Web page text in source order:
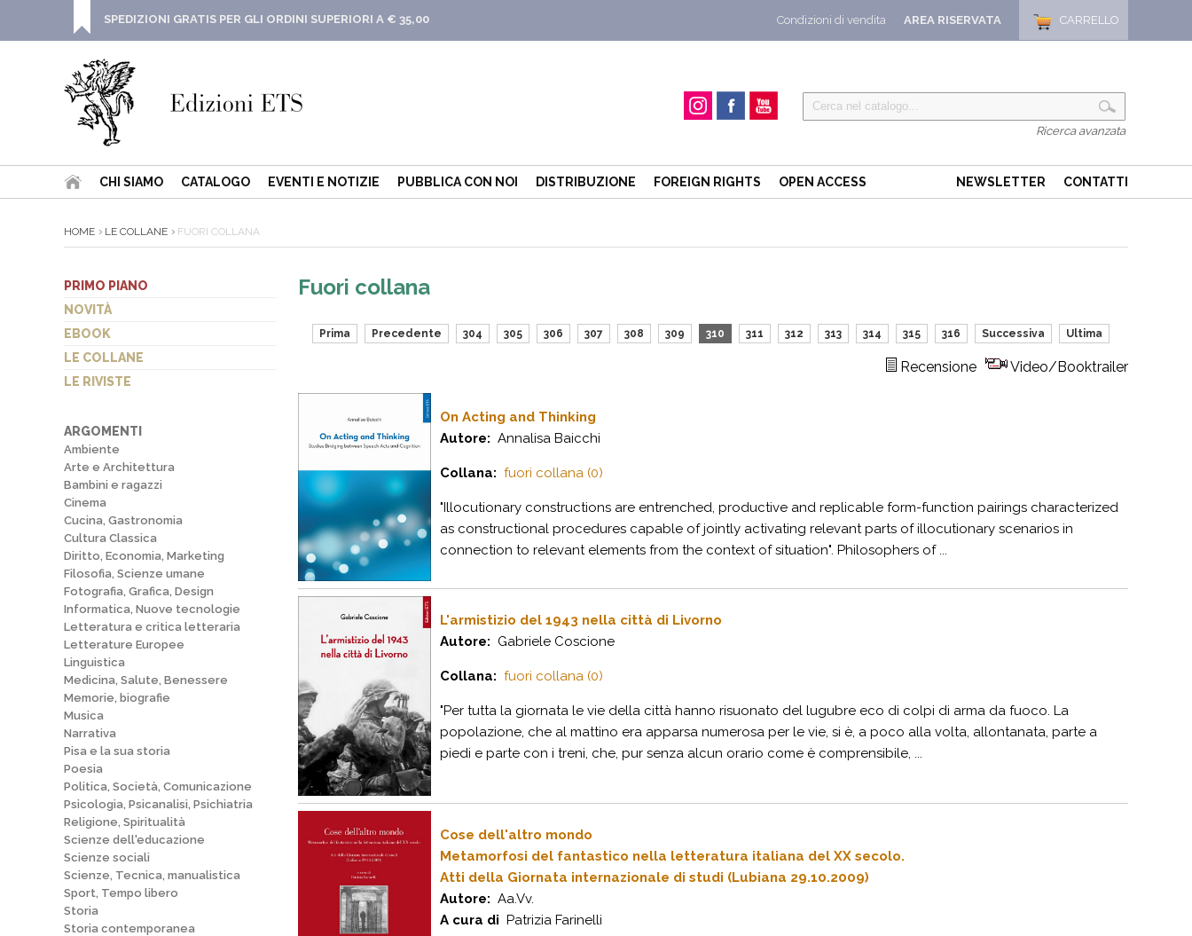
CARRELLO
AREA RISERVATA
Condizioni di vendita
SPEDIZIONI GRATIS PER GLI ORDINI SUPERIORI A € 35,00
Ricerca avanzata
CHI SIAMO CATALOGO EVENTI E NOTIZIE PUBBLICA CON NOI DISTRIBUZIONE FOREIGN RIGHTS OPEN ACCESS NEWSLETTER CONTATTI
HOME LE COLLANE FUORI COLLANA
PRIMO PIANO
NOVITÀ
EBOOK
LE COLLANE
LE RIVISTE
ARGOMENTI
Ambiente
Arte e Architettura
Bambini e ragazzi
Cinema
Cucina, Gastronomia
Cultura Classica
Diritto, Economia, Marketing
Filosofia, Scienze umane
Fotografia, Grafica, Design
Informatica, Nuove tecnologie
Letteratura e critica letteraria
Letterature Europee
Linguistica
Medicina, Salute, Benessere
Memorie, biografie
Musica
Narrativa
Pisa e la sua storia
Poesia
Politica, Società, Comunicazione
Psicologia, Psicanalisi, Psichiatria
Religione, Spiritualità
Scienze dell'educazione
Scienze sociali
Scienze, Tecnica, manualistica
Sport, Tempo libero
Storia
Storia contemporanea
Fuori collana
Prima Precedente 304 305 306 307 308 309 310 311 312 313 314 315 316 Successiva Ultima
Recensione Video/Booktrailer
On Acting and Thinking
Autore: Annalisa Baicchi
Collana: fuori collana (0)
"Illocutionary constructions are entrenched, productive and replicable form-function pairings characterized
as constructional procedures capable of jointly activating relevant parts of illocutionary scenarios in
connection to relevant elements from the context of situation". Philosophers of ...
L'armistizio del 1943 nella città di Livorno
Autore: Gabriele Coscione
Collana: fuori collana (0)
"Per tutta la giornata le vie della città hanno risuonato del lugubre eco di colpi di arma da fuoco. La
popolazione, che al mattino era apparsa numerosa per le vie, si è, a poco alla volta, allontanata, parte a
piedi e parte con i treni, che, pur senza alcun orario come è comprensibile, ...
Cose dell'altro mondo
Metamorfosi del fantastico nella letteratura italiana del XX secolo.
Atti della Giornata internazionale di studi (Lubiana 29.10.2009)
Autore: Aa.Vv.
A cura di Patrizia Farinelli